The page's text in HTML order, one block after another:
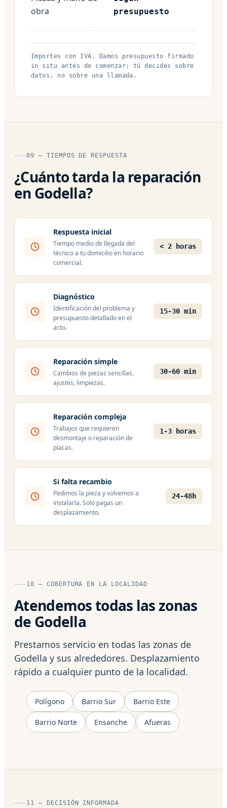
obra
presupuesto
Importes con IVA. Damos presupuesto firmado
in situ antes de comenzar; tú decides sobre
datos, no sobre una llamada.
09 — TIEMPOS DE RESPUESTA
¿Cuánto tarda la reparación
en Godella?
Respuesta inicial
Tiempo medio de llegada del
técnico a tu domicilio en horario
comercial.
< 2 horas
Diagnóstico
Identificación del problema y
presupuesto detallado en el
acto.
15-30 min
Reparación simple
Cambios de piezas sencillas,
ajustes, limpiezas.
30-60 min
Reparación compleja
Trabajos que requieren
desmontaje o reparación de
placas.
1-3 horas
Si falta recambio
Pedimos la pieza y volvemos a
instalarla. Solo pagas un
desplazamiento.
24-48h
10 — COBERTURA EN LA LOCALIDAD
Atendemos todas las zonas
de Godella
Prestamos servicio en todas las zonas de
Godella y sus alrededores. Desplazamiento
rápido a cualquier punto de la localidad.
Polígono Barrio Sur Barrio Este
Barrio Norte Ensanche Afueras
11 — DECISIÓN INFORMADA